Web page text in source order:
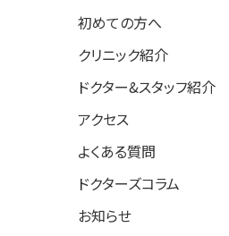
初めての方へ
クリニック紹介
ドクター&スタッフ紹介
アクセス
よくある質問
ドクターズコラム
お知らせ